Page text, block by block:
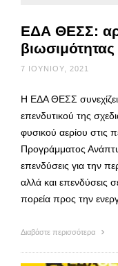
ΕΔΑ ΘΕΣΣ:
βιωσιμότητας
7 ΙΟΥΝΊΟΥ, 2021
Η ΕΔΑ ΘΕΣΣ
επενδυτικού της
φυσικού αερίου στις
Προγράμματος
επενδύσεις για την
αλλά και επενδύσεις
πορεία προς την
Διαβάστε περισσότερα